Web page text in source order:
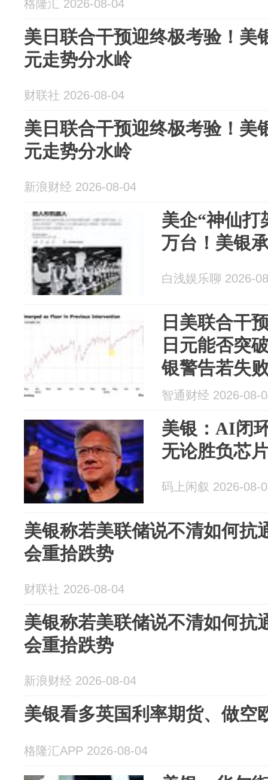
格隆汇 2026-08-04
美日联合干预迎终极考验！美
元走势分水岭
财联社 2026-08-04
美日联合干预迎终极考验！美
元走势分水岭
新浪财经 2026-08-04
美企“神仙打
万台！美银
白浅娱乐聊 2026-
日美联合干
日元能否突
银警告若失
智通财经 2026-08-
美银：AI闭
无论胜负芯
码上闲叙 2026-08-
美银称若美联储说不清如何抗
会重拾跌势
财联社 2026-08-04
美银称若美联储说不清如何抗
会重拾跌势
新浪财经 2026-08-04
美银看多英国利率期货、做空
格隆汇APP 2026-08-04